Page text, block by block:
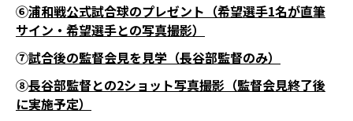
⑥浦和戦公式試合球のプレゼント（希望選手1名が直筆
サイン・希望選手との写真撮影）
⑦試合後の監督会見を見学（長谷部監督のみ）
⑧長谷部監督との2ショット写真撮影（監督会見終了後
に実施予定）